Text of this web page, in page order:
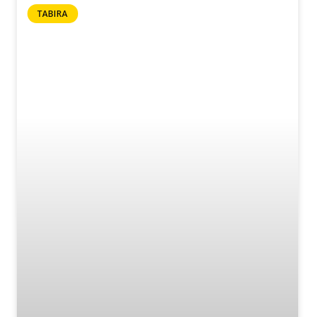
TABIRA